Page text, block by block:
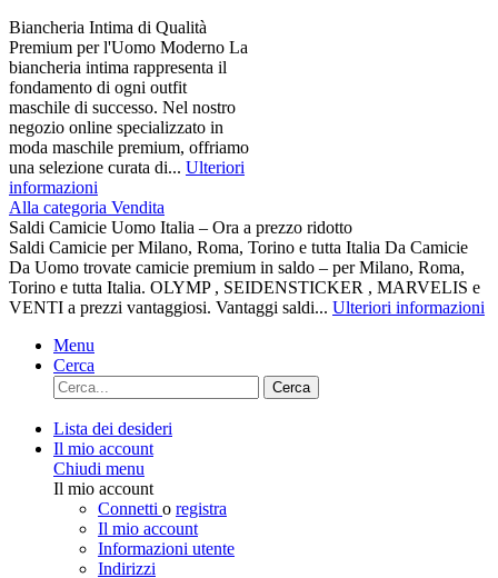
Biancheria Intima di Qualità
Premium per l'Uomo Moderno La
biancheria intima rappresenta il
fondamento di ogni outfit
maschile di successo. Nel nostro
negozio online specializzato in
moda maschile premium, offriamo
una selezione curata di... Ulteriori
informazioni
Alla categoria Vendita
Saldi Camicie Uomo Italia – Ora a prezzo ridotto
Saldi Camicie per Milano, Roma, Torino e tutta Italia Da Camicie
Da Uomo trovate camicie premium in saldo – per Milano, Roma,
Torino e tutta Italia. OLYMP , SEIDENSTICKER , MARVELIS e
VENTI a prezzi vantaggiosi. Vantaggi saldi... Ulteriori informazioni
Menu
Cerca
Cerca
Lista dei desideri
Il mio account
Chiudi menu
Il mio account
Connetti o registra
Il mio account
Informazioni utente
Indirizzi